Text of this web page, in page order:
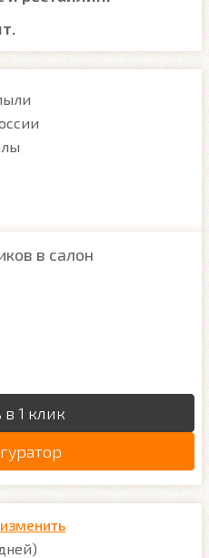
в салон
1 клик
изменить